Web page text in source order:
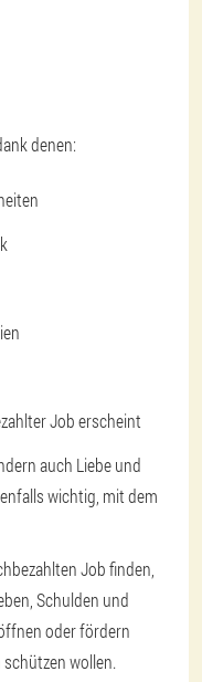
denen:
Job erscheint
auch Liebe und
wichtig, mit dem
Job finden,
Schulden und
oder fördern
wollen.